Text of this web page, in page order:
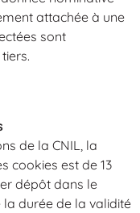
attachée à une
sont
de la CNIL, la
cookies est de 13
dépôt dans le
la durée de la validité